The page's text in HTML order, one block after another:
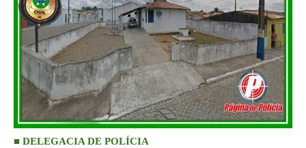
■ DELEGACIA DE POLÍCIA